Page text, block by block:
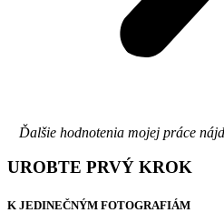
Ďalšie hodnotenia mojej práce
UROBTE PRVÝ KROK
K JEDINEČNÝM FOTOGRAFIÁM